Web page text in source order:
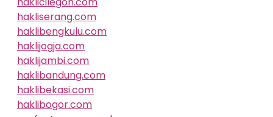
hakliserang.com
haklibengkulu.com
haklijogja.com
haklijambi.com
haklibandung.com
haklibekasi.com
haklibogor.com